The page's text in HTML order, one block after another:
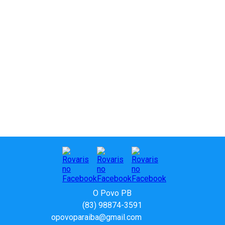
O Povo PB
(83) 98874-3591
opovoparaiba@gmail.com